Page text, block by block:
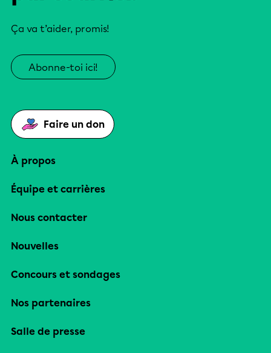
Ça va t’aider, promis!
Abonne-toi ici!
Faire un don
À propos
Équipe et carrières
Nous contacter
Nouvelles
Concours et sondages
Nos partenaires
Salle de presse